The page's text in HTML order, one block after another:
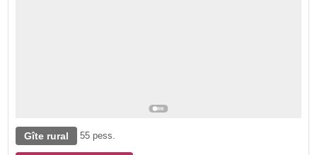
Gîte rural 55 pess.